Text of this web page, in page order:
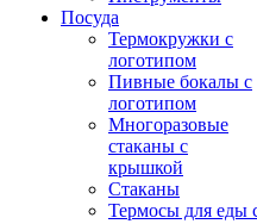
Посуда
Термокружки с
логотипом
Пивные бокалы с
логотипом
Многоразовые
стаканы с
крышкой
Стаканы
Термосы для еды